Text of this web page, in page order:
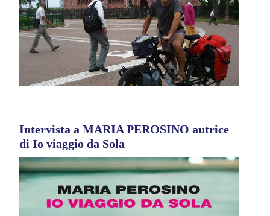
Intervista a MARIA PEROSINO autrice
di Io viaggio da Sola